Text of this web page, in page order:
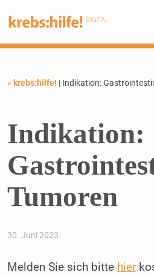
« krebs:hilfe! | Indikation:
Indikation:
Tumoren
30. Juni 2023
Melden Sie sich bitte hier